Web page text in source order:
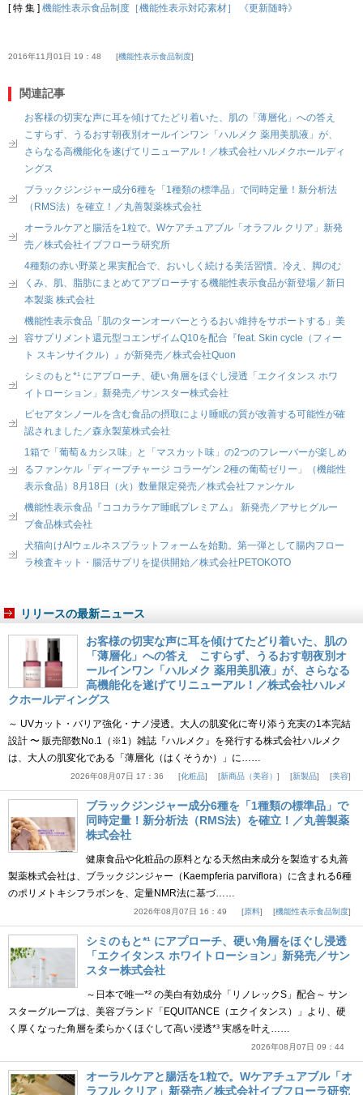
[ 特 集 ] 機能性表示食品制度［機能性表示対応素材］ 《更新随時》
2016年11月01日 19：48 機能性表示食品制度
関連記事
お客様の切実な声に耳を傾けてたどり着いた、肌の「薄層化」への答え
こすらず、うるおす朝夜別オールインワン「ハルメク 薬用美肌液」が、
さらなる高機能化を遂げてリニューアル！／株式会社ハルメクホールディ
ングス
ブラックジンジャー成分6種を「1種類の標準品」で同時定量！新分析法
（RMS法）を確立！／丸善製薬株式会社
オーラルケアと腸活を1粒で。Wケアチュアブル「オラフル クリア」新発
売／株式会社イブフローラ研究所
4種類の赤い野菜と果実配合で、おいしく続ける美活習慣。冷え、脚のむ
くみ、肌、脂肪にまとめてアプローチする機能性表示食品が新登場／新日
本製薬 株式会社
機能性表示食品「肌のターンオーバーとうるおい維持をサポートする」美
容サプリメント還元型コエンザイムQ10を配合『feat. Skin cycle（フィー
ト スキンサイクル）』が新発売／株式会社Quon
シミのもと*¹ にアプローチ、硬い角層をほぐし浸透「エクイタンス ホワ
イトローション」新発売／サンスター株式会社
ピセアタンノールを含む食品の摂取により睡眠の質が改善する可能性が確
認されました／森永製菓株式会社
1箱で「葡萄＆カシス味」と「マスカット味」の2つのフレーバーが楽しめ
るファンケル「ディープチャージ コラーゲン 2種の葡萄ゼリー」（機能性
表示食品）8月18日（火）数量限定発売／株式会社ファンケル
機能性表示食品『ココカラケア睡眠プレミアム』 新発売／アサヒグルー
プ食品株式会社
犬猫向けAIウェルネスプラットフォームを始動。第一弾として腸内フロー
ラ検査キット・腸活サプリを提供開始／株式会社PETOKOTO
リリースの最新ニュース
お客様の切実な声に耳を傾けてたどり着いた、肌の
「薄層化」への答え こすらず、うるおす朝夜別オ
ールインワン「ハルメク 薬用美肌液」が、さらなる
高機能化を遂げてリニューアル！／株式会社ハルメ
クホールディングス
～ UVカット・バリア強化・ナノ浸透。大人の肌変化に寄り添う充実の1本完結
設計 〜 販売部数No.1（※1）雑誌『ハルメク』を発行する株式会社ハルメク
は、大人の肌変化である「薄層化（はくそうか）」に……
2026年08月07日 17：36 化粧品 新商品（美容） 新製品 美容
ブラックジンジャー成分6種を「1種類の標準品」で
同時定量！新分析法（RMS法）を確立！／丸善製薬
株式会社
健康食品や化粧品の原料となる天然由来成分を製造する丸善
製薬株式会社は、ブラックジンジャー（Kaempferia parviflora）に含まれる6種
のポリメトキシフラボンを、定量NMR法に基づ……
2026年08月07日 16：49 原料 機能性表示食品制度
シミのもと*¹ にアプローチ、硬い角層をほぐし浸透
「エクイタンス ホワイトローション」新発売／サン
スター株式会社
～日本で唯一*² の美白有効成分「リノレックS」配合～ サン
スターグループは、美容ブランド「EQUITANCE（エクイタンス）」より、硬
く厚くなった角層を柔らかくほぐして高い浸透*³ 実感を叶え……
2026年08月07日 09：44
オーラルケアと腸活を1粒で。Wケアチュアブル「オ
ラフル クリア」新発売／株式会社イブフローラ研究